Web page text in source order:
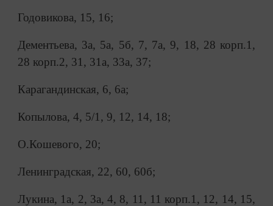
Годовикова, 15, 16;
Дементьева, 3а, 5а, 5б, 7, 7а, 9, 18, 28 корп.1,
28 корп.2, 31, 31а, 33а, 37;
Карагандинская, 6, 6а;
Копылова, 4, 5/1, 9, 12, 14, 18;
О.Кошевого, 20;
Ленинградская, 22, 60, 60б;
Лукина, 1а, 2, 3а, 4, 8, 11, 11 корп.1, 12, 14, 15,